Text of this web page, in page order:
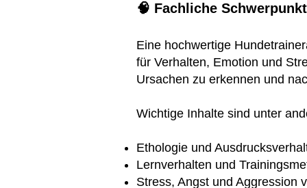
🧠 Fachliche
Eine hochwertige
für Verhalten, Emotion und
Ursachen zu erkennen und
Wichtige Inhalte sind unter
Ethologie und
Lernverhalten und
Stress, Angst und Aggression